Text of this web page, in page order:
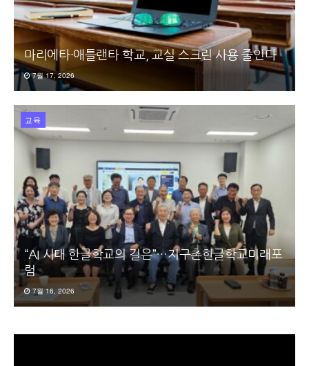
마리에타·애틀랜타 학교, 교실 스크린 사용 줄인다
7월 17, 2026
교육
“AI 시대 한글학교의 길은”…지구촌한글학교미래포
럼
7월 16, 2026